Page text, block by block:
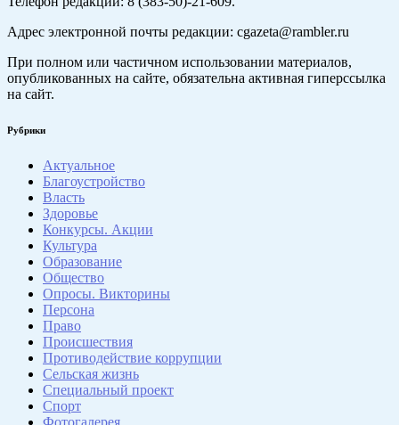
Адрес электронной почты редакции: cgazeta@rambler.ru
При полном или частичном использовании материалов,
опубликованных на сайте, обязательна активная гиперссылка
на сайт.
Рубрики
Актуальное
Благоустройство
Власть
Здоровье
Конкурсы. Акции
Культура
Образование
Общество
Опросы. Викторины
Персона
Право
Происшествия
Противодействие коррупции
Сельская жизнь
Специальный проект
Спорт
Фотогалерея